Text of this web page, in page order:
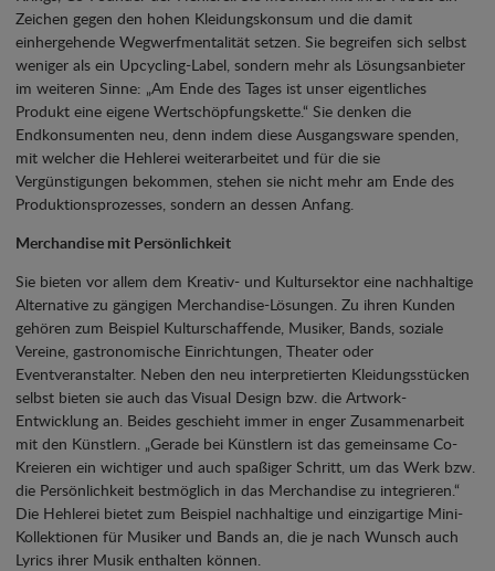
Zeichen gegen den hohen Kleidungskonsum und die damit
einhergehende Wegwerfmentalität setzen. Sie begreifen sich selbst
weniger als ein Upcycling-Label, sondern mehr als Lösungsanbieter
im weiteren Sinne: „Am Ende des Tages ist unser eigentliches
Produkt eine eigene Wertschöpfungskette.“ Sie denken die
Endkonsumenten neu, denn indem diese Ausgangsware spenden,
mit welcher die Hehlerei weiterarbeitet und für die sie
Vergünstigungen bekommen, stehen sie nicht mehr am Ende des
Produktionsprozesses, sondern an dessen Anfang.
Merchandise mit Persönlichkeit
Sie bieten vor allem dem Kreativ- und Kultursektor eine nachhaltige
Alternative zu gängigen Merchandise-Lösungen. Zu ihren Kunden
gehören zum Beispiel Kulturschaffende, Musiker, Bands, soziale
Vereine, gastronomische Einrichtungen, Theater oder
Eventveranstalter. Neben den neu interpretierten Kleidungsstücken
selbst bieten sie auch das Visual Design bzw. die Artwork-
Entwicklung an. Beides geschieht immer in enger Zusammenarbeit
mit den Künstlern. „Gerade bei Künstlern ist das gemeinsame Co-
Kreieren ein wichtiger und auch spaßiger Schritt, um das Werk bzw.
die Persönlichkeit bestmöglich in das Merchandise zu integrieren.“
Die Hehlerei bietet zum Beispiel nachhaltige und einzigartige Mini-
Kollektionen für Musiker und Bands an, die je nach Wunsch auch
Lyrics ihrer Musik enthalten können.